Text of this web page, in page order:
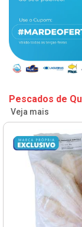
Pescados de
Veja mais